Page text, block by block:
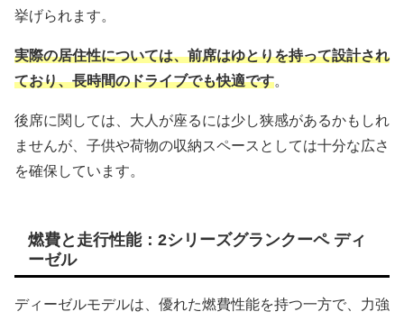
挙げられます。
実際の居住性については、前席はゆとりを持って設計され
ており、長時間のドライブでも快適です。
後席に関しては、大人が座るには少し狭感があるかもしれ
ませんが、子供や荷物の収納スペースとしては十分な広さ
を確保しています。
燃費と走行性能：2シリーズグランクーペ ディ
ーゼル
ディーゼルモデルは、優れた燃費性能を持つ一方で、力強